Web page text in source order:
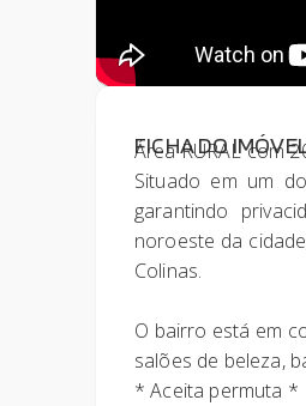
FICHA DO
Área RURAL com
Situado em um
garantindo
noroeste da
Colinas.
O bairro está em
salões de beleza,
* Aceita permuta *